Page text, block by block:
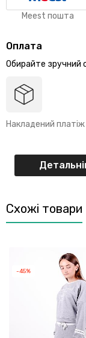
Meest пошта
Оплата
Обирайте зручний
Накладений платіж
Схожі товари
-45%